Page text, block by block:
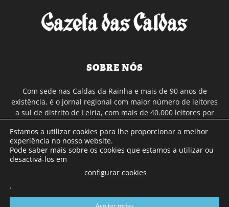
SOBRE NÓS
Com sede nas Caldas da Rainha e mais de 90 anos de
existência, é o jornal regional com maior número de leitores
a sul de distrito de Leiria, com mais de 40.000 leitores por
Continental e assinatura online.
SIGA-NOS
Estamos a utilizar cookies para lhe proporcionar a melhor
experiência no nosso website.
Pode saber mais sobre os cookies que estamos a utilizar ou
desactivá-los em
configurar cookies
.